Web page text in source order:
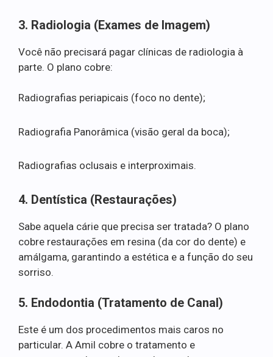
3. Radiologia (Exames de Imagem)
Você não precisará pagar clínicas de radiologia à
parte. O plano cobre:
Radiografias periapicais (foco no dente);
Radiografia Panorâmica (visão geral da boca);
Radiografias oclusais e interproximais.
4. Dentística (Restaurações)
Sabe aquela cárie que precisa ser tratada? O plano
cobre restaurações em resina (da cor do dente) e
amálgama, garantindo a estética e a função do seu
sorriso.
5. Endodontia (Tratamento de Canal)
Este é um dos procedimentos mais caros no
particular. A Amil cobre o tratamento e